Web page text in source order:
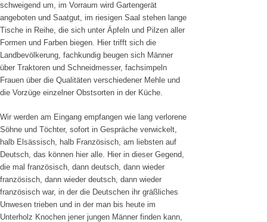
schweigend um, im Vorraum wird Gartengerät
angeboten und Saatgut, im riesigen Saal stehen lange
Tische in Reihe, die sich unter Äpfeln und Pilzen aller
Formen und Farben biegen. Hier trifft sich die
Landbevölkerung, fachkundig beugen sich Männer
über Traktoren und Schneidmesser, fachsimpeln
Frauen über die Qualitäten verschiedener Mehle und
die Vorzüge einzelner Obstsorten in der Küche.
Wir werden am Eingang empfangen wie lang verlorene
Söhne und Töchter, sofort in Gespräche verwickelt,
halb Elsässisch, halb Französisch, am liebsten auf
Deutsch, das können hier alle. Hier in dieser Gegend,
die mal französisch, dann deutsch, dann wieder
französisch, dann wieder deutsch, dann wieder
französisch war, in der die Deutschen ihr gräßliches
Unwesen trieben und in der man bis heute im
Unterholz Knochen jener jungen Männer finden kann,